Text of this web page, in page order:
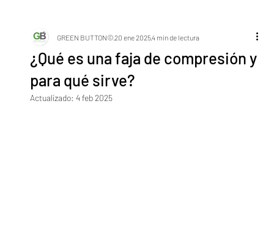
¿Qué es una faja de compresión y
para qué sirve?
GREEN BUTTON©20 ene 20254 min de lectura
Actualizado: 4 feb 2025